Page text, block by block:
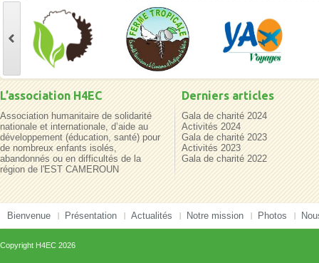
L’association H4EC
Association humanitaire de solidarité
nationale et internationale, d’aide au
développement (éducation, santé) pour
de nombreux enfants isolés,
abandonnés ou en difficultés de la
région de l'EST CAMEROUN
Derniers articles
Gala de charité 2024
Activités 2024
Gala de charité 2023
Activités 2023
Gala de charité 2022
Bienvenue Présentation Actualités Notre mission Photos
Copyright H4EC 2026